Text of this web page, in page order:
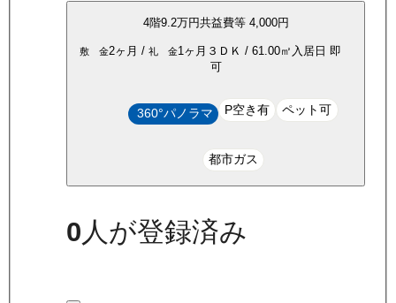
4階9.2万円共益費等 4,000円
敷 金2ヶ月 / 礼 金1ヶ月 ３ＤＫ / 61.00㎡ 入居日 即
可
360°パノラマ P空き有 ペット可
都市ガス
0 人が登録済み